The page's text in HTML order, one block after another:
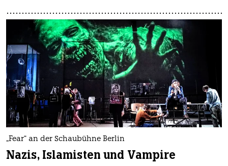
„Fear“ an der Schaubühne Berlin
Nazis, Islamisten und Vampire